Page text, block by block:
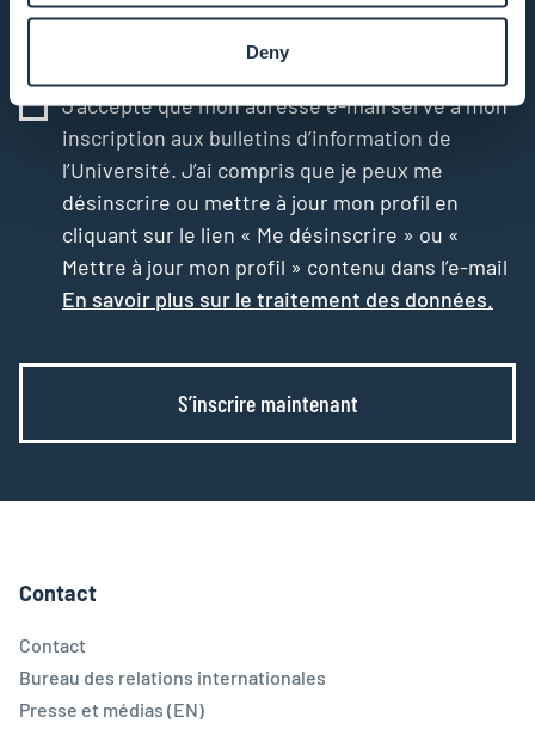
Deny
J’accepte que mon adresse e-mail serve à mon
inscription aux bulletins d’information de
l’Université. J’ai compris que je peux me
désinscrire ou mettre à jour mon profil en
cliquant sur le lien « Me désinscrire » ou «
Mettre à jour mon profil » contenu dans l’e-mail
En savoir plus sur le traitement des données.
S’inscrire maintenant
Contact
Contact
Bureau des relations internationales
Presse et médias (EN)